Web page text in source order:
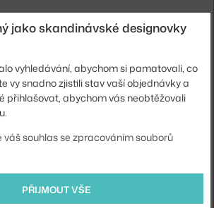
Prejdite na10 rokov s vami
the EU? Switch to
jako skandinávské designovky
vyhledávání, abychom si pamatovali, co
vy snadno zjistili stav vaší objednávky a
přihlašovat, abychom vás neobtěžovali
souhlas se zpracováním souborů
PŘIJMOUT VŠE